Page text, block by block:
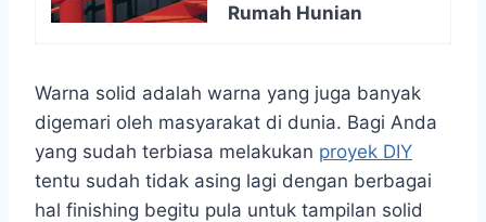
Rumah Hunian
Warna solid adalah warna yang juga banyak
digemari oleh masyarakat di dunia. Bagi Anda
yang sudah terbiasa melakukan proyek DIY
tentu sudah tidak asing lagi dengan berbagai
hal finishing begitu pula untuk tampilan solid